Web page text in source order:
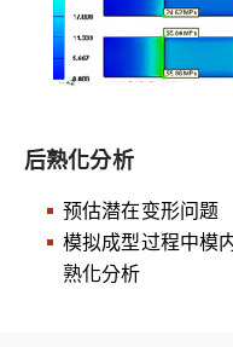
后熟化分析
预估潜在变形问题
模拟成型过程中模
熟化分析